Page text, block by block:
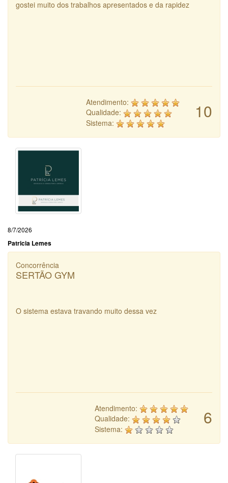
gostei muito dos trabalhos apresentados e da rapidez
10
Atendimento:
Qualidade:
Sistema:
8/7/2026
Patricia Lemes
Concorrência
SERTÃO GYM
O sistema estava travando muito dessa vez
6
Atendimento:
Qualidade:
Sistema: